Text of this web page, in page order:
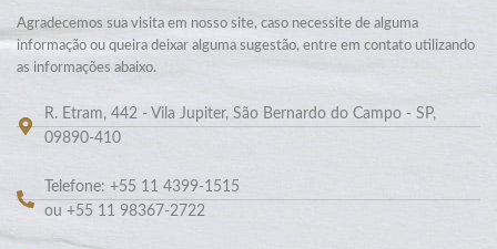
Agradecemos sua visita em nosso site, caso necessite de alguma
informação ou queira deixar alguma sugestão, entre em contato utilizando
as informações abaixo.
R. Etram, 442 - Vila Jupiter, São Bernardo do Campo - SP,
09890-410
Telefone: +55 11 4399-1515
ou +55 11 98367-2722